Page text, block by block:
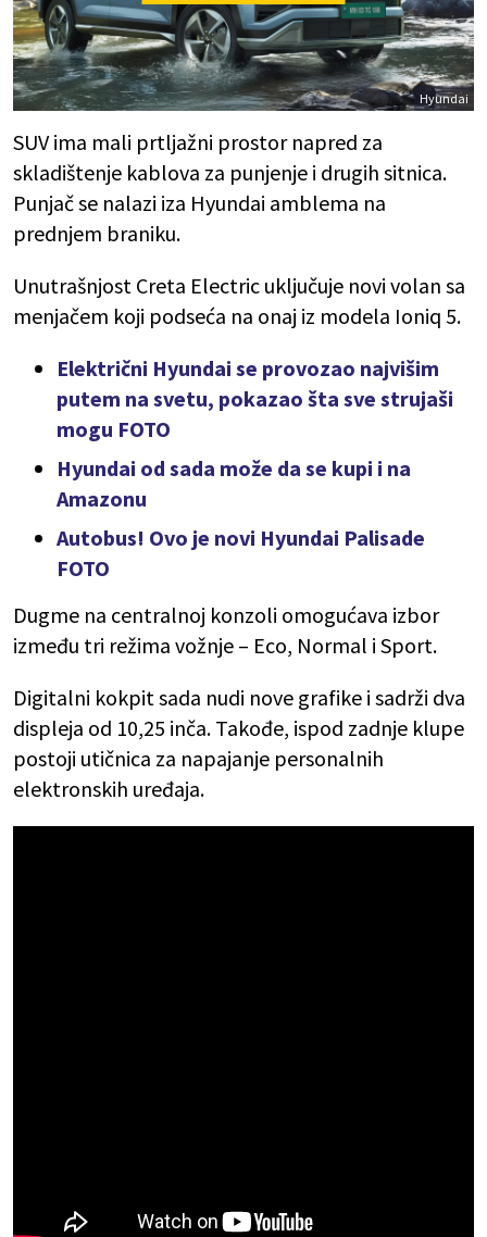
Hyundai
SUV ima mali prtljažni prostor napred za
skladištenje kablova za punjenje i drugih sitnica.
Punjač se nalazi iza Hyundai amblema na
prednjem braniku.
Unutrašnjost Creta Electric uključuje novi volan sa
menjačem koji podseća na onaj iz modela Ioniq 5.
Električni Hyundai se provozao najvišim
putem na svetu, pokazao šta sve strujaši
mogu FOTO
Hyundai od sada može da se kupi i na
Amazonu
Autobus! Ovo je novi Hyundai Palisade
FOTO
Dugme na centralnoj konzoli omogućava izbor
između tri režima vožnje – Eco, Normal i Sport.
Digitalni kokpit sada nudi nove grafike i sadrži dva
displeja od 10,25 inča. Takođe, ispod zadnje klupe
postoji utičnica za napajanje personalnih
elektronskih uređaja.